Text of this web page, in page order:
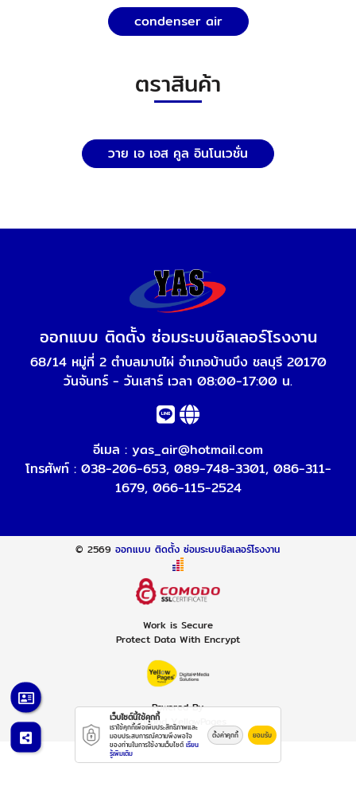
condenser air
ตราสินค้า
วาย เอ เอส คูล อินโนเวชั่น
ออกแบบ ติดตั้ง ซ่อมระบบชิลเลอร์โรงงาน
68/14 หมู่ที่ 2 ตำบลมาบไผ่ อำเภอบ้านบึง ชลบุรี 20170
วันจันทร์ - วันเสาร์ เวลา 08:00-17:00 น.
อีเมล : yas_air@hotmail.com
โทรศัพท์ : 038-206-653, 089-748-3301, 086-311-
1679, 066-115-2524
© 2569ออกแบบ ติดตั้ง ซ่อมระบบชิลเลอร์โรงงาน
Work is Secure
Protect Data With Encrypt
Powered By
Thailand YellowPages
เว็บไซต์นี้ใช้คุกกี้
เราใช้คุกกี้เพื่อเพิ่มประสิทธิภาพและ
มอบประสบการณ์ความพึงพอใจ
ของท่านในการใช้งานเว็บไซต์ เรียน
รู้เพิ่มเติม
ตั้งค่าคุกกี้ ยอมรับ